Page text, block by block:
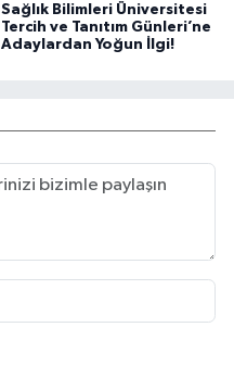
Sağlık Bilimleri Üniversitesi
Tercih ve Tanıtım Günleri’ne
Adaylardan Yoğun İlgi!